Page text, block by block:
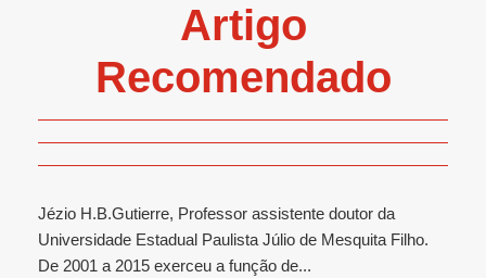
Artigo
Recomendado
Jézio H.B.Gutierre, Professor assistente doutor da
Universidade Estadual Paulista Júlio de Mesquita Filho.
De 2001 a 2015 exerceu a função de...